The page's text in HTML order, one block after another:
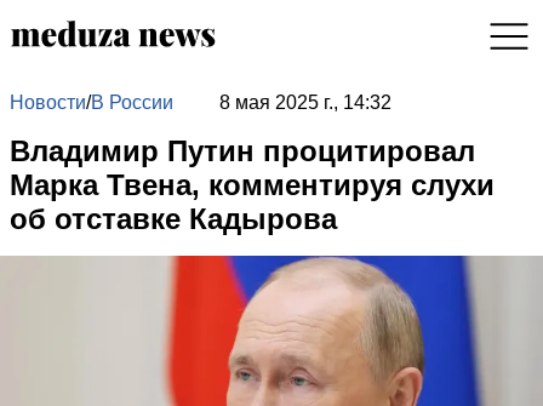
Новости/В России 8 мая 2025 г., 14:32
Владимир Путин процитировал
Марка Твена, комментируя слухи
об отставке Кадырова